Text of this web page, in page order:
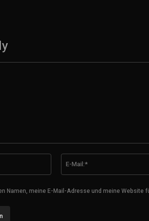
Namen, meine E-Mail-Adresse und meine Website